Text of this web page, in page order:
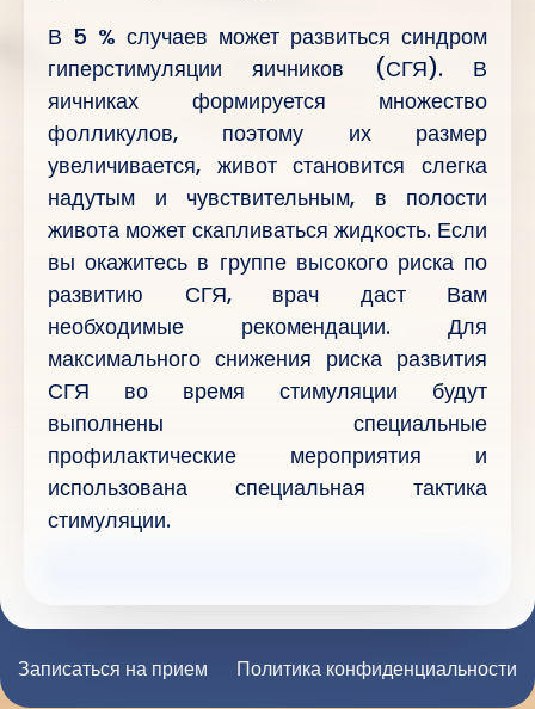
В 5 % случаев может развиться синдром
гиперстимуляции яичников (СГЯ). В
яичниках формируется множество
фолликулов, поэтому их размер
увеличивается, живот становится слегка
надутым и чувствительным, в полости
живота может скапливаться жидкость. Если
вы окажитесь в группе высокого риска по
развитию СГЯ, врач даст Вам
необходимые рекомендации. Для
максимального снижения риска развития
СГЯ во время стимуляции будут
выполнены специальные
профилактические мероприятия и
использована специальная тактика
стимуляции.
Записаться на прием Политика конфиденциальности